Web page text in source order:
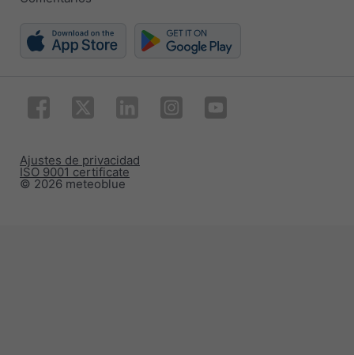
© 2026 meteoblue
ISO 9001 certificate
Ajustes de privacidad